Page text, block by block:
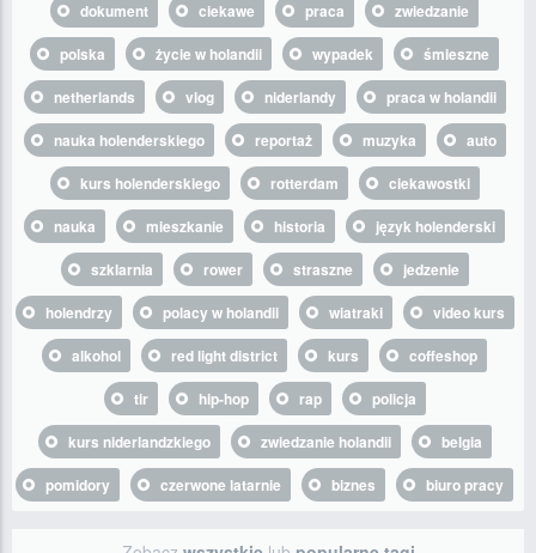
dokument
ciekawe praca
zwiedzanie
polska
życie w holandii wypadek
śmieszne
netherlands
vlog niderlandy
praca w holandii
nauka holenderskiego
reportaż muzyka
auto
kurs holenderskiego
rotterdam
ciekawostki
nauka
mieszkanie historia
język holenderski
szklarnia
rower straszne
jedzenie
holendrzy
polacy w holandii wiatraki
video kurs
alkohol
red light district kurs
coffeshop
tir
hip-hop rap
policja
kurs niderlandzkiego
zwiedzanie holandii
belgia
pomidory
czerwone latarnie biznes biuro pracy